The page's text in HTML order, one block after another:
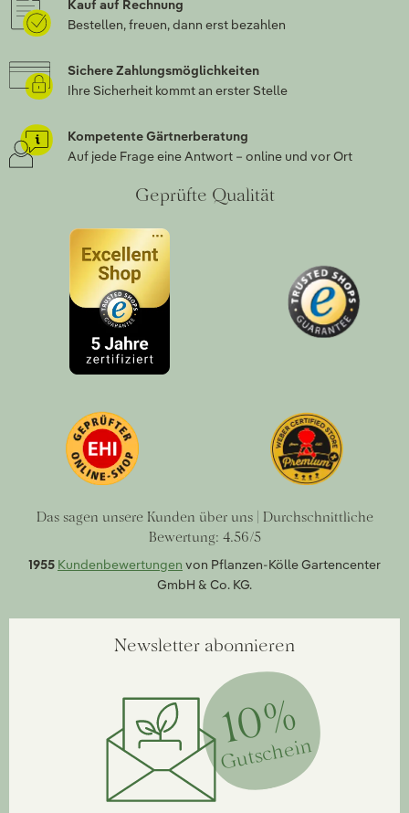
Kauf auf Rechnung
Bestellen, freuen, dann erst bezahlen
Sichere Zahlungsmöglichkeiten
Ihre Sicherheit kommt an erster Stelle
Kompetente Gärtnerberatung
Auf jede Frage eine Antwort – online und vor Ort
Geprüfte Qualität
Das sagen unsere Kunden über uns | Durchschnittliche
Bewertung: 4.56/5
1955 Kundenbewertungen von Pflanzen-Kölle Gartencenter
GmbH & Co. KG.
Newsletter abonnieren
10%
Gutschein